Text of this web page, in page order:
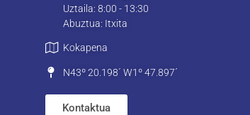
Uztaila: 8:00 - 13:30
Abuztua: Itxita
Kokapena
N43º 20.198´ W1º 47.897´
Kontaktua